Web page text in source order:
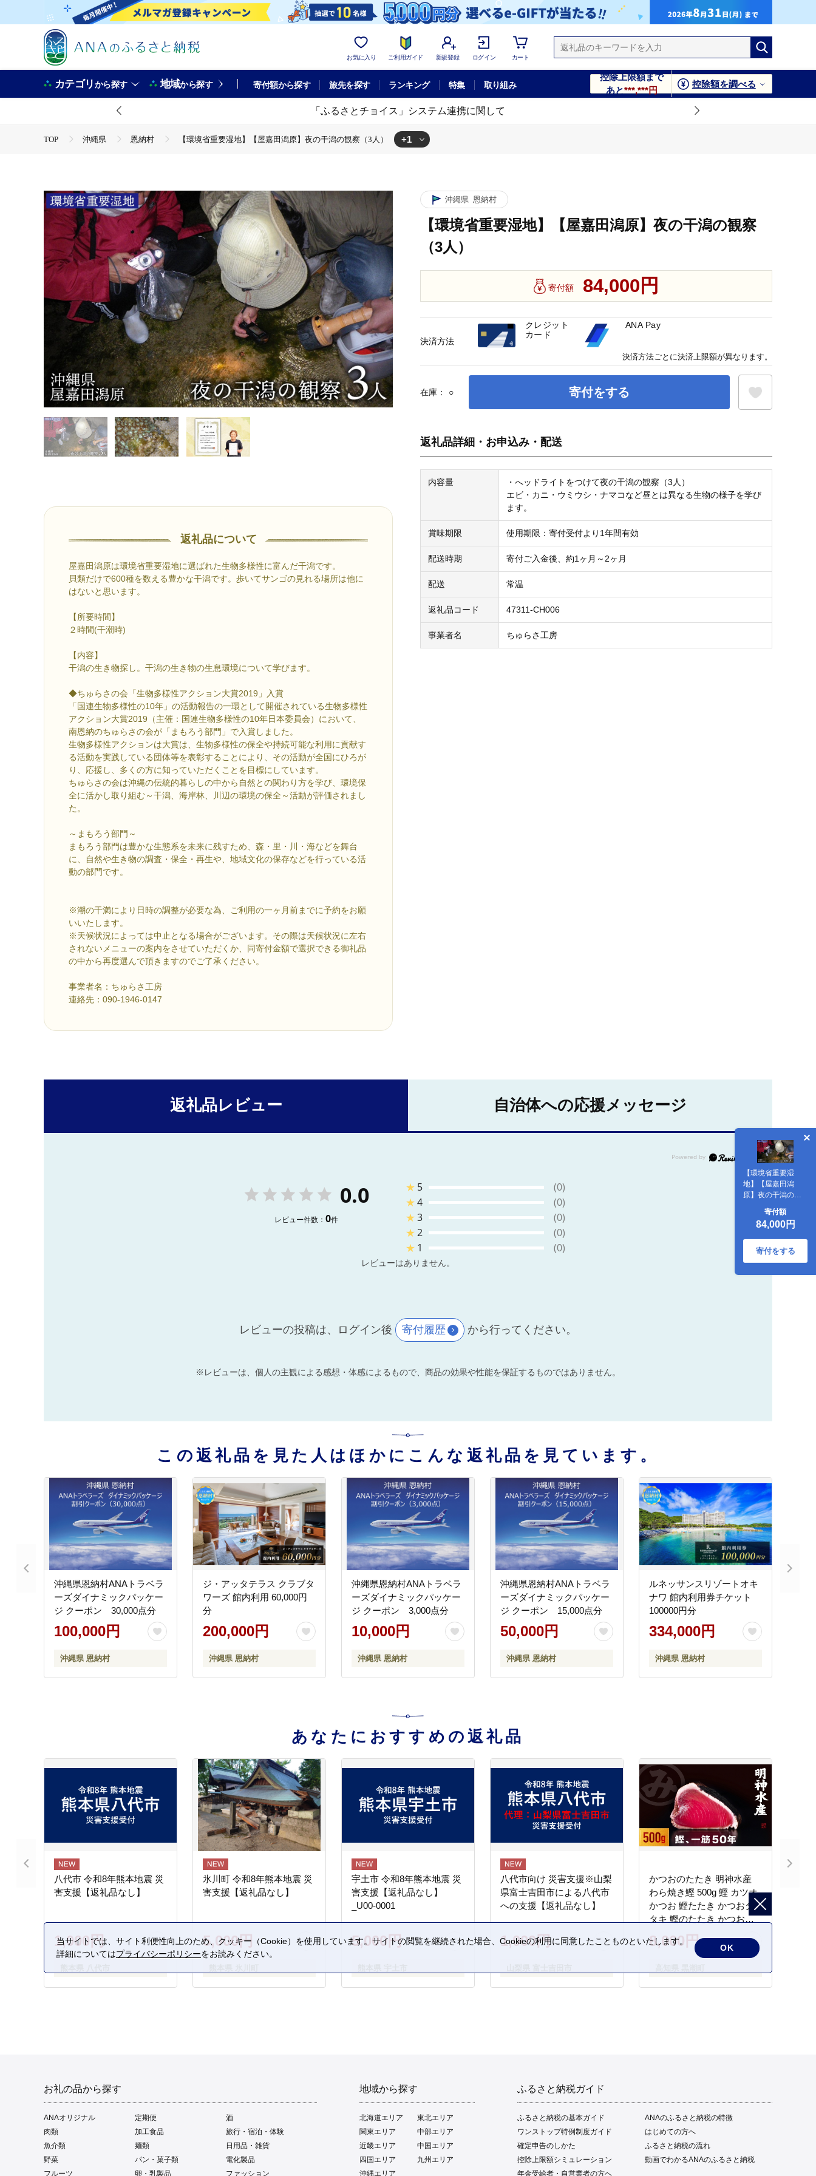
お気に入り ご利用ガイド 新規登録 ログイン カート
カテゴリから探す 地域から探す 寄付額から探す 旅先を探す ランキング 特集 取り組み
控除上限額まで
あと***,***円
控除額を調べる
「ふるさとチョイス」システム連携に関して
TOP 沖縄県 恩納村 【環境省重要湿地】【屋嘉田潟原】夜の干潟の観察（3人） +1
返礼品について
屋嘉田潟原は環境省重要湿地に選ばれた生物多様性に富んだ干潟です。
貝類だけで600種を数える豊かな干潟です。歩いてサンゴの見れる場所は他に
はないと思います。
【所要時間】
２時間(干潮時)
【内容】
干潟の生き物探し。干潟の生き物の生息環境について学びます。
◆ちゅらさの会「生物多様性アクション大賞2019」入賞
「国連生物多様性の10年」の活動報告の一環として開催されている生物多様性
アクション大賞2019（主催：国連生物多様性の10年日本委員会）において、
南恩納のちゅらさの会が「まもろう部門」で入賞しました。
生物多様性アクションは大賞は、生物多様性の保全や持続可能な利用に貢献す
る活動を実践している団体等を表彰することにより、その活動が全国にひろが
り、応援し、多くの方に知っていただくことを目標にしています。
ちゅらさの会は沖縄の伝統的暮らしの中から自然との関わり方を学び、環境保
全に活かし取り組む～干潟、海岸林、川辺の環境の保全～活動が評価されまし
た。
～まもろう部門～
まもろう部門は豊かな生態系を未来に残すため、森・里・川・海などを舞台
に、自然や生き物の調査・保全・再生や、地域文化の保存などを行っている活
動の部門です。
※潮の干満により日時の調整が必要な為、ご利用の一ヶ月前までに予約をお願
いいたします。
※天候状況によっては中止となる場合がございます。その際は天候状況に左右
されないメニューの案内をさせていただくか、同寄付金額で選択できる御礼品
の中から再度選んで頂きますのでご了承ください。
事業者名：ちゅらさ工房
連絡先：090-1946-0147
沖縄県 恩納村
【環境省重要湿地】【屋嘉田潟原】夜の干潟の観察
（3人）
寄付額 84,000円
在庫： ○ 寄付をする
【環境省重要湿
地】【屋嘉田潟
原】夜の干潟の観
察（3人）
寄付額
84,000円
寄付をする
返礼品詳細・お申込み・配送
内容量
・へッドライトをつけて夜の干潟の観察（3人）
エビ・カニ・ウミウシ・ナマコなど昼とは異なる生物の様子を学び
ます。
賞味期限 使用期限：寄付受付より1年間有効
配送時期 寄付ご入金後、約1ヶ月～2ヶ月
配送 常温
返礼品コード 47311-CH006
事業者名 ちゅらさ工房
決済方法
クレジット
カード
ANA Pay
決済方法ごとに決済上限額が異なります。
返礼品レビュー 自治体への応援メッセージ
0.0
レビュー件数： 0件
★ 5
(0)
★4
(0)
★3
(0)
★2
(0)
★ 1 (0)
レビューはありません。
レビューの投稿は、ログイン後 寄付履歴 から行ってください。
※レビューは、個人の主観による感想・体感によるもので、商品の効果や性能を保証するものではありません。
この返礼品を見た人はほかにこんな返礼品を見ています。
沖縄県恩納村ANAトラベラ
ーズダイナミックパッケー
ジ クーポン 30,000点分
100,000円
沖縄県 恩納村
ジ・アッタテラス クラブタ
ワーズ 館内利用 60,000円
分
200,000円
沖縄県 恩納村
沖縄県恩納村ANAトラベラ
ーズダイナミックパッケー
ジ クーポン 3,000点分
10,000円
沖縄県 恩納村
沖縄県恩納村ANAトラベラ
ーズダイナミックパッケー
ジ クーポン 15,000点分
50,000円
沖縄県 恩納村
ルネッサンスリゾートオキ
ナワ 館内利用券チケット
100000円分
334,000円
沖縄県 恩納村
あなたにおすすめの返礼品
八代市 令和8年熊本地震 災
害支援【返礼品なし】
1,000円
氷川町 令和8年熊本地震 災
害支援【返礼品なし】
5,000円
宇土市 令和8年熊本地震 災
害支援【返礼品なし】
_U00-0001
5,000円
八代市向け 災害支援※山梨
県富士吉田市による八代市
への支援【返礼品なし】
1,000円
かつおのたたき 明神水産
わら焼き鰹 500g 鰹 カツオ
かつお 鰹たたき かつおタ
タキ 鰹のたたき かつおの
タタキ 藁焼き わら焼き 魚
さかな 海鮮 刺身 お刺身 冷
凍 ご家庭用 グルメ 特産品
ご当地 本場 高知 黒潮町 ギ
フト 贈答品 人気 返礼品 ふ
8,000円
お礼の品から探す
ANAオリジナル 定期便
酒
肉類
加工食品
旅行・宿泊・体験
魚介類
麺類
日用品・雑貨
野菜
パン・菓子類
電化製品
フルーツ
卵・乳製品 ファッション
地域から探す
北海道エリア
東北エリア
関東エリア
中部エリア
近畿エリア
中国エリア
四国エリア
九州エリア
沖縄エリア
ふるさと納税ガイド
ふるさと納税の基本ガイド
ANAのふるさと納税の特徴
ワンストップ特例制度ガイド
はじめての方へ
確定申告のしかた
ふるさと納税の流れ
控除上限額シミュレーション
動画でわかるANAのふるさと納税
年金受給者・自営業者の方へ
当サイトでは、サイト利便性向上のため、クッキー（Cookie）を使用しています。サイトの閲覧を継続された場合、Cookieの利用に同意したことものといたします。
詳細についてはプライバシーポリシーをお読みください。
OK